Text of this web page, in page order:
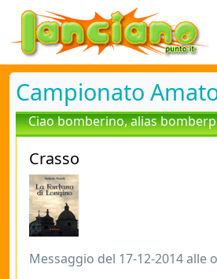
Campionato
Ciao bomberino, alias
Crasso
Messaggio del 17-12-2014 alle